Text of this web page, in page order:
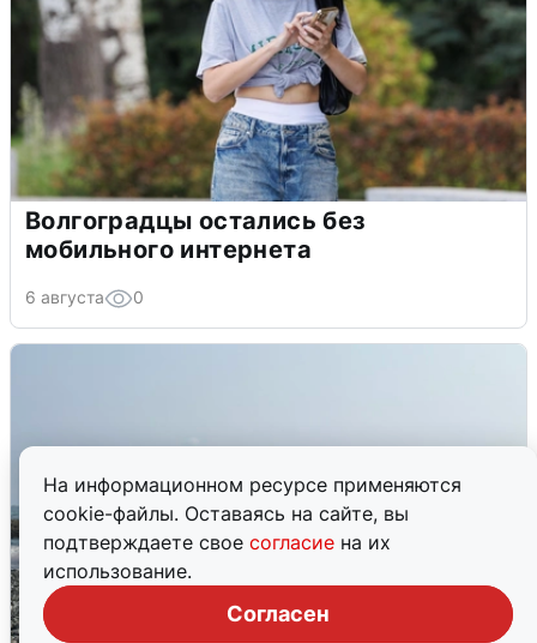
На информационном ресурсе применяются
cookie-файлы. Оставаясь на сайте, вы
подтверждаете свое согласие на их
использование.
Согласен
Волгоградцы остались без
мобильного интернета
6 августа 0